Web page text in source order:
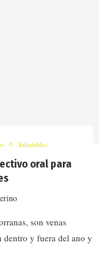
Saludables
oral para
son venas
dentro y fuera del ano y